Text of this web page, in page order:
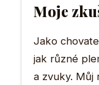
Moje
Jako
jak různé
a zvuky. Můj